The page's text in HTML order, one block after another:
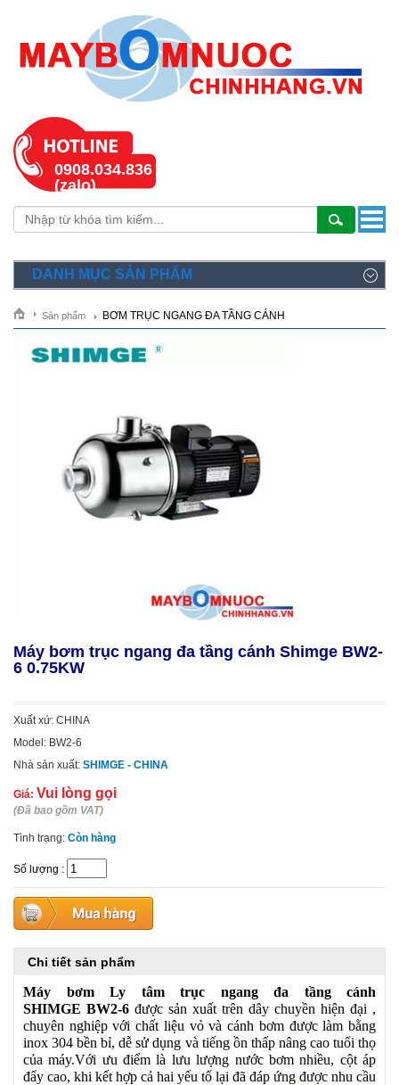
0908.034.836
(zalo)
DANH MỤC SẢN PHẨM
Sản phẩm BƠM TRỤC NGANG ĐA TẦNG CÁNH
Máy bơm trục ngang đa tầng cánh Shimge BW2-
6 0.75KW
Xuất xứ: CHINA
Model: BW2-6
Nhà sản xuất: SHIMGE - CHINA
Giá: Vui lòng gọi
(Đã bao gồm VAT)
Tình trạng: Còn hàng
Số lượng :
Chi tiết sản phẩm
Máy bơm Ly tâm trục ngang đa tầng cánh
SHIMGE BW2-6 được sản xuất trên dây chuyền hiện đại ,
chuyên nghiệp với chất liệu vỏ và cánh bơm được làm bằng
inox 304 bền bỉ, dễ sử dụng và tiếng ồn thấp nâng cao tuổi thọ
của máy.Với ưu điểm là lưu lượng nước bơm nhiều, cột áp
đẩy cao, khi kết hợp cả hai yếu tố lại đã đáp ứng được nhu cầu